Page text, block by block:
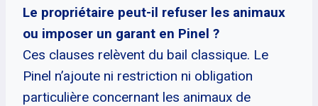
Le propriétaire peut-il refuser les animaux
ou imposer un garant en Pinel ?
Ces clauses relèvent du bail classique. Le
Pinel n’ajoute ni restriction ni obligation
particulière concernant les animaux de